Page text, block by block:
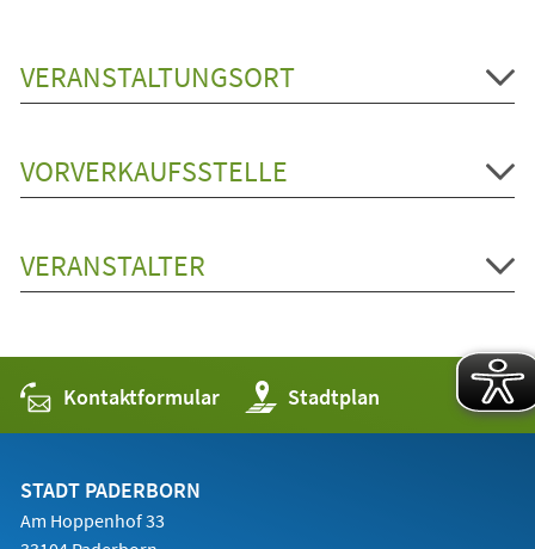
VERANSTALTUNGSORT
VORVERKAUFSSTELLE
VERANSTALTER
Kontaktformular Stadtplan
(Öffnet
in
einem
STADT PADERBORN
Am Hoppenhof 33